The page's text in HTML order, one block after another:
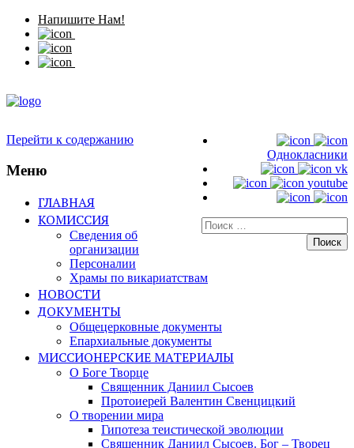
Напишите Нам!
Однокласники
vk
youtube
Искать:
Перейти к содержанию
Меню
ГЛАВНАЯ
КОМИССИЯ
Сведения об
организации
Персоналии
Храмы по викариатствам
НОВОСТИ
ДОКУМЕНТЫ
Общецерковные документы
Епархиальные документы
МИССИОНЕРСКИЕ МАТЕРИАЛЫ
О Боге Творце
Священник Даниил Сысоев
Протоиерей Валентин Свенцицкий
О творении мира
Гипотеза теистической эволюции
Священник Даниил Сысоев. Бог – Творец